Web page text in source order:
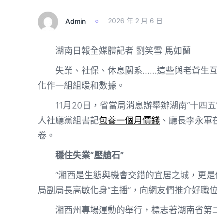
Admin 2026 年 2 月 6 日
湖南日報全媒體記者 劉笑雪 馬如蘭
失業、社保、休息關系……這些與老蒼生
化作一組組暖和數據。
11月20日，省當局消息辦舉辦湖南“十四
人社廳黨組書記包養一個月價錢 、廳長李永
卷。
穩住失業“壓艙石”
“湘西是生態與機會交錯的宜居之城，更
局副局長高敏化身“主播”，向網友們推介好職
湘西州專場運動的舉行，標志著湖南省第